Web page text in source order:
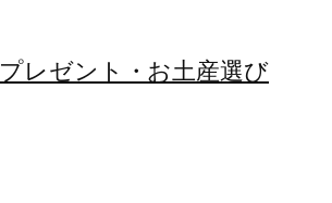
プレゼント・お土産選び